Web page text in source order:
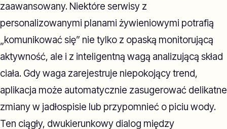
zaawansowany. Niektóre serwisy z
personalizowanymi planami żywieniowymi potrafią
„komunikować się” nie tylko z opaską monitorującą
aktywność, ale i z inteligentną wagą analizującą skład
ciała. Gdy waga zarejestruje niepokojący trend,
aplikacja może automatycznie zasugerować delikatne
zmiany w jadłospisie lub przypomnieć o piciu wody.
Ten ciągły, dwukierunkowy dialog między